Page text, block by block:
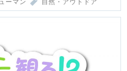
ーマン 自然・アウトドア